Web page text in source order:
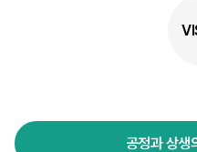
공정과 상생